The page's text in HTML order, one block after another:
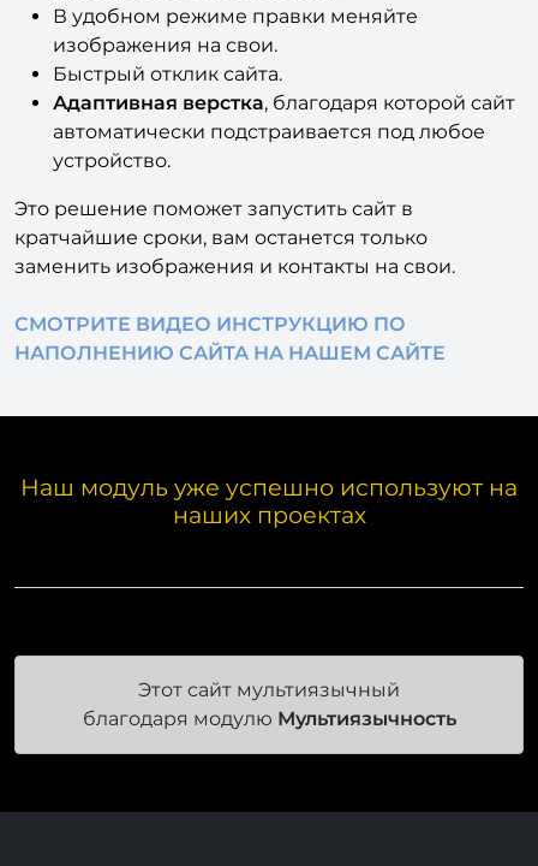
В удобном режиме правки меняйте
изображения на свои.
Быстрый отклик сайта.
Адаптивная верстка, благодаря которой сайт
автоматически подстраивается под любое
устройство.
Это решение поможет запустить сайт в
кратчайшие сроки, вам останется только
заменить изображения и контакты на свои.
СМОТРИТЕ ВИДЕО ИНСТРУКЦИЮ ПО
НАПОЛНЕНИЮ САЙТА НА НАШЕМ САЙТЕ
Наш модуль уже успешно используют на
наших проектах
Этот сайт мультиязычный
благодаря модулю Мультиязычность